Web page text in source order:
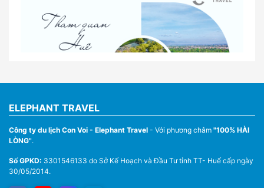
Nhà Xe Con Voi – Dịch Vụ Cho Thuê Xe Từ Huế,
Sân Bay Phú Bài Đi Thánh Địa La Vang
Thuê Xe Du Lịch Tại Huế – Từ 4 Chỗ Đến 45 Chỗ
ELEPHANT TRAVEL
Công ty du lịch Con Voi - Elephant Travel - Với phương châm "100% HÀI
LÒNG".
Số GPKD: 3301546133 do Sở Kế Hoạch và Đầu Tư tỉnh TT- Huế cấp ngày
30/05/2014.